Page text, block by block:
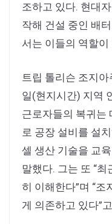
조하고 있다. 현대
작해 건설 중인 배
서는 이들의 역할
트립 톨리슨 조지
일(현지시간) 지역
근로자들의 복귀는
로 공장 설비를 설
셀 생산 기술을 교
말했다. 그는 또 “
히 이해한다”며 “
게 의존하고 있다”